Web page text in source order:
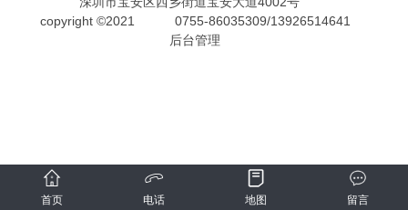
copyright ©2021
0755-86035309/13926514641
后台管理
首页 电话 地图 留言